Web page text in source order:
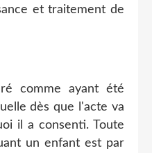
et traitement de
comme ayant été
dès que l'acte va
il a consenti. Toute
un enfant est par